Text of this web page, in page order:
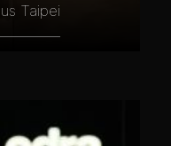
Taipei